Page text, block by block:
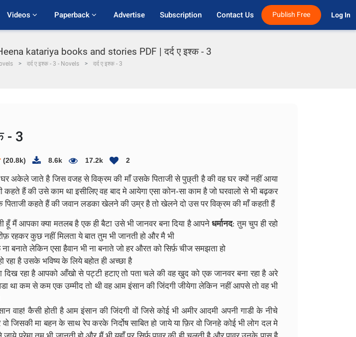
Videos Paperback Advertise Subscription Contact Us Publish Free Log In
katariya books and stories PDF | दर्द ए इश्क - 3
दर्द ए इश्क - 3 - Novels दर्द ए इश्क - 3
- 3
(20.8k) 8.6k 17.2k 2
अकेले जाते है जिस वजह से विक्रम की माँ उसके पिताजी से पुछ्ती है की वह घर क्यों नहीं आया
कहते हैं की उसे काम था इसीलिए वह बाद मे आयेगा एसा कोन-सा काम है जो घरवालो से भी बढ़कर
पिताजी कहते हैं की जवान लडका खेलने की उम्र है तो खेलने दो उस पर विक्रम की माँ कहती हैं
हूँ मैं आपका क्या मतलब है एक ही बैटा उसे भी जानवर बना दिया है आपनेधर्मानद: तुम चुप ही रहो
रहकर कुछ नहीं मिलता ये बात तुम भी जानती हो और मै भी
बनाते लेकिन एसा हैवान भी ना बनाते जो हर औरत को सिर्फ़ चीज समझता हो
रहा है उसके भविष्य के लिये बहोत ही अच्छा है
दिख रहा है आपको आँखो से पट्टी हटाए तो पता चले की वह खुद को एक जानवर बना रहा है अरे
था कम से कम एक उम्मीद तो थी वह आम इंसान की जिंदगी जीयेगा लेकिन नहीं आपसे तो वह भी
वाह! कैसी होती है आम इंसान की जिंदगी वों जिसे कोई भी अमीर आदमी अपनी गाडी के नीचे
जिसकी मा बहन के साथ रेप करके निर्दोष साबित हो जाये या फ़िर वो जिनहे कोई भी लोग दल मे